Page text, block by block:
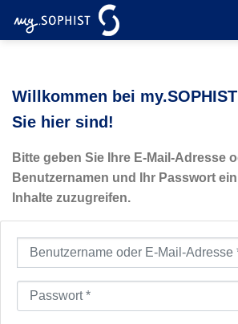
Inhalt
Willkommen bei
Sie hier sind!
Bitte geben Sie Ihre E-Mail-Adresse
Benutzernamen und Ihr Passwort
Inhalte zuzugreifen.
Benutzername oder E-Mail-Adresse
Passwort